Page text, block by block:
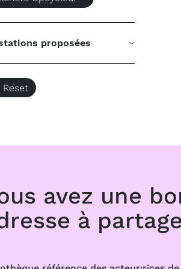
proposées
Reset
avez une
à